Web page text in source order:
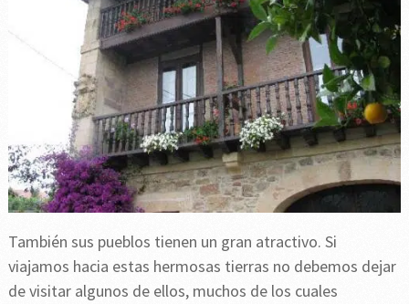
También sus pueblos tienen un gran atractivo. Si
viajamos hacia estas hermosas tierras no debemos dejar
de visitar algunos de ellos, muchos de los cuales